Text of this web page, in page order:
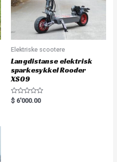
Elektriske scootere
Langdistanse elektrisk
sparkesykkel Rooder
XS09
R
a
$ 6'000.00